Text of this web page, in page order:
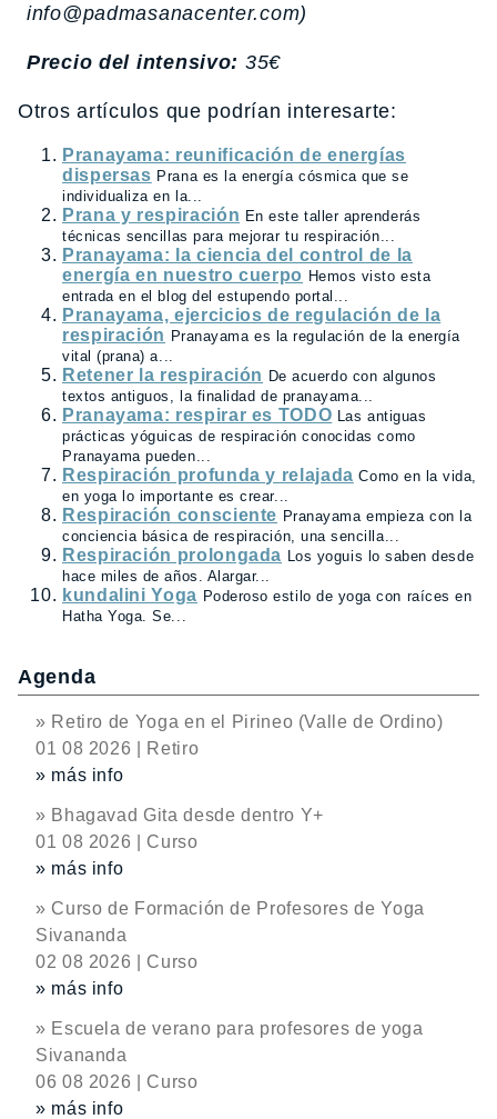
info@padmasanacenter.com)
Precio del intensivo: 35€
Otros artículos que podrían interesarte:
Pranayama: reunificación de energías
dispersas Prana es la energía cósmica que se
individualiza en la...
Prana y respiración En este taller aprenderás
técnicas sencillas para mejorar tu respiración...
Pranayama: la ciencia del control de la
energía en nuestro cuerpo Hemos visto esta
entrada en el blog del estupendo portal...
Pranayama, ejercicios de regulación de la
respiración Pranayama es la regulación de la energía
vital (prana) a...
Retener la respiración De acuerdo con algunos
textos antiguos, la finalidad de pranayama...
Pranayama: respirar es TODO
Las antiguas
prácticas yóguicas de respiración conocidas como
Pranayama pueden...
Respiración profunda y relajada Como en la vida,
en yoga lo importante es crear...
Respiración consciente Pranayama empieza con la
conciencia básica de respiración, una sencilla...
Respiración prolongada
Los yoguis lo saben desde
hace miles de años. Alargar...
kundalini Yoga Poderoso estilo de yoga con raíces en
Hatha Yoga. Se...
Agenda
» Retiro de Yoga en el Pirineo (Valle de Ordino)
01 08 2026 | Retiro
» más info
» Bhagavad Gita desde dentro Y+
01 08 2026 | Curso
» más info
» Curso de Formación de Profesores de Yoga
Sivananda
02 08 2026 | Curso
» más info
» Escuela de verano para profesores de yoga
Sivananda
06 08 2026 | Curso
» más info